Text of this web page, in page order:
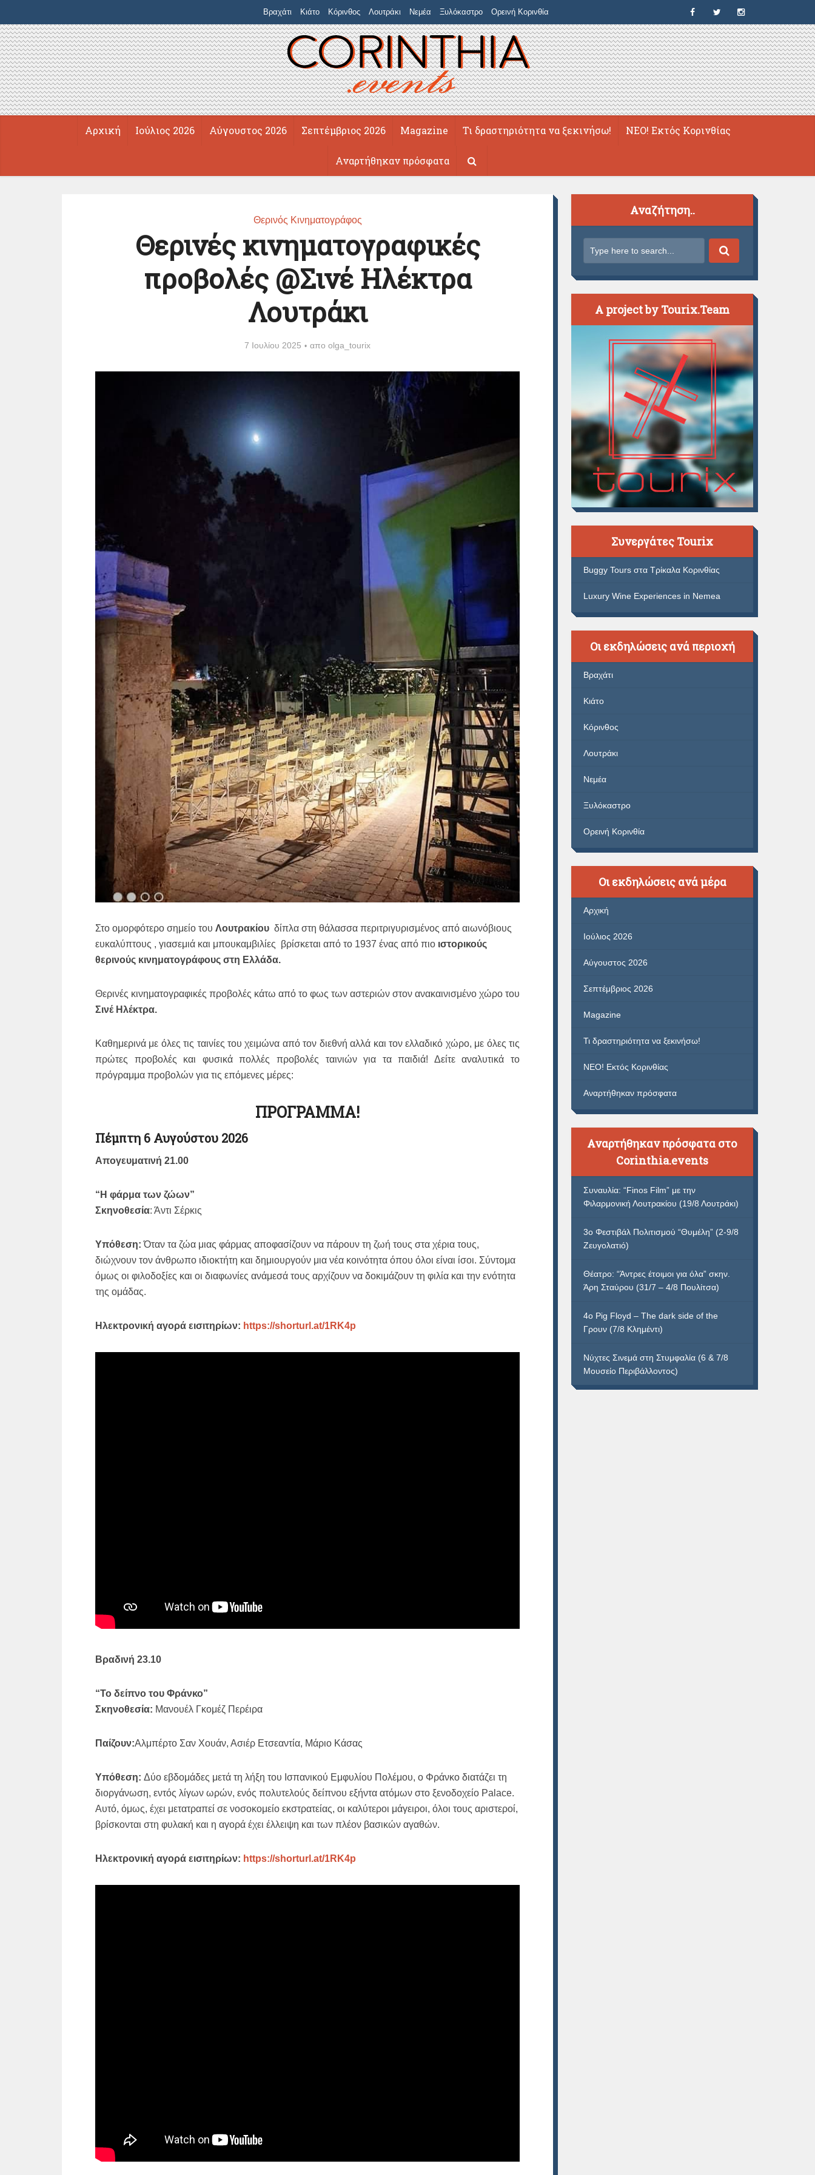
Βραχάτι Κιάτο Κόρινθος Λουτράκι Νεμέα Ξυλόκαστρο Ορεινή Κορινθία
Αρχική Ιούλιος 2026 Αύγουστος 2026 Σεπτέμβριος 2026 Magazine Τι δραστηριότητα να ξεκινήσω! ΝΕΟ! Εκτός Κορινθίας
Αναρτήθηκαν πρόσφατα
Θερινός Κινηματογράφος
Θερινές κινηματογραφικές
προβολές @Σινέ Ηλέκτρα
Λουτράκι
7 Ιουλίου 2025 απο olga_tourix
Στο ομορφότερο σημείο του Λουτρακίου δίπλα στη θάλασσα περιτριγυρισμένος από αιωνόβιους
ευκαλύπτους , γιασεμιά και μπουκαμβιλίες βρίσκεται από το 1937 ένας από πιο ιστορικούς
θερινούς κινηματογράφους στη Ελλάδα.
Θερινές κινηματογραφικές προβολές κάτω από το φως των αστεριών στον ανακαινισμένο χώρο του
Σινέ Ηλέκτρα.
Καθημερινά με όλες τις ταινίες του χειμώνα από τον διεθνή αλλά και τον ελλαδικό χώρο, με όλες τις
πρώτες προβολές και φυσικά πολλές προβολές ταινιών για τα παιδιά! Δείτε αναλυτικά το
πρόγραμμα προβολών για τις επόμενες μέρες:
ΠΡΟΓΡΑΜΜΑ!
Πέμπτη 6 Αυγούστου 2026
Απογευματινή 21.00
“Η φάρμα των ζώων”
Σκηνοθεσία: Άντι Σέρκις
Υπόθεση: Όταν τα ζώα μιας φάρμας αποφασίζουν να πάρουν τη ζωή τους στα χέρια τους,
διώχνουν τον άνθρωπο ιδιοκτήτη και δημιουργούν μια νέα κοινότητα όπου όλοι είναι ίσοι. Σύντομα
όμως οι φιλοδοξίες και οι διαφωνίες ανάμεσά τους αρχίζουν να δοκιμάζουν τη φιλία και την ενότητα
της ομάδας.
Ηλεκτρονική αγορά εισιτηρίων: https://shorturl.at/1RK4p
Βραδινή 23.10
“Το δείπνο του Φράνκο”
Σκηνοθεσία: Μανουέλ Γκομέζ Περέιρα
Παίζουν:Αλμπέρτο Σαν Χουάν, Ασιέρ Ετσεαντία, Μάριο Κάσας
Υπόθεση: Δύο εβδομάδες μετά τη λήξη του Ισπανικού Εμφυλίου Πολέμου, ο Φράνκο διατάζει τη
διοργάνωση, εντός λίγων ωρών, ενός πολυτελούς δείπνου εξήντα ατόμων στο ξενοδοχείο Palace.
Αυτό, όμως, έχει μετατραπεί σε νοσοκομείο εκστρατείας, οι καλύτεροι μάγειροι, όλοι τους αριστεροί,
βρίσκονται στη φυλακή και η αγορά έχει έλλειψη και των πλέον βασικών αγαθών.
Ηλεκτρονική αγορά εισιτηρίων: https://shorturl.at/1RK4p
Αναζήτηση..
A project by Tourix.Team
Συνεργάτες Tourix
Buggy Tours στα Τρίκαλα Κορινθίας
Luxury Wine Experiences in Nemea
Οι εκδηλώσεις ανά περιοχή
Βραχάτι
Κιάτο
Κόρινθος
Λουτράκι
Νεμέα
Ξυλόκαστρο
Ορεινή Κορινθία
Οι εκδηλώσεις ανά μέρα
Αρχική
Ιούλιος 2026
Αύγουστος 2026
Σεπτέμβριος 2026
Magazine
Τι δραστηριότητα να ξεκινήσω!
ΝΕΟ! Εκτός Κορινθίας
Αναρτήθηκαν πρόσφατα
Αναρτήθηκαν πρόσφατα στο
Corinthia.events
Συναυλία: “Finos Film” με την
Φιλαρμονική Λουτρακίου (19/8 Λουτράκι)
3ο Φεστιβάλ Πολιτισμού “Θυμέλη” (2-9/8
Ζευγολατιό)
Θέατρο: “Άντρες έτοιμοι για όλα” σκην.
Άρη Σταύρου (31/7 – 4/8 Πουλίτσα)
4ο Pig Floyd – The dark side of the
Γρουν (7/8 Κλημέντι)
Νύχτες Σινεμά στη Στυμφαλία (6 & 7/8
Μουσείο Περιβάλλοντος)